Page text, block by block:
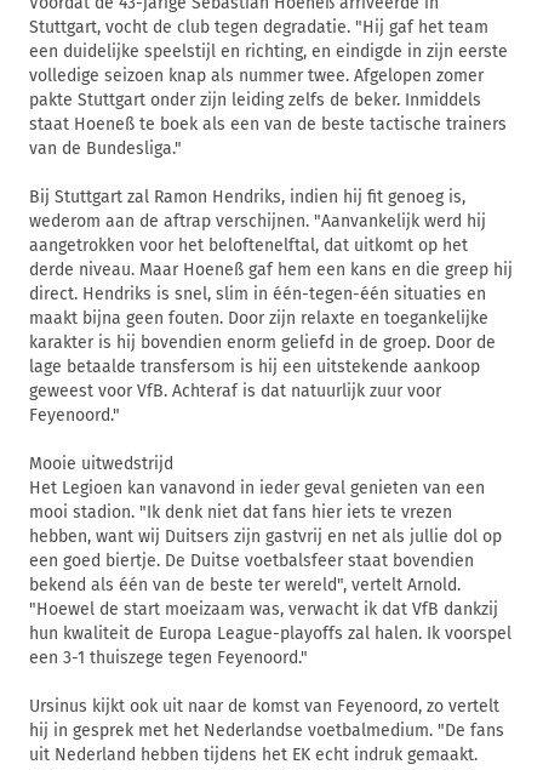
Stuttgart, vocht de club tegen degradatie. "Hij gaf het team
een duidelijke speelstijl en richting, en eindigde in zijn eerste
volledige seizoen knap als nummer twee. Afgelopen zomer
pakte Stuttgart onder zijn leiding zelfs de beker. Inmiddels
staat Hoeneß te boek als een van de beste tactische trainers
van de Bundesliga."
Bij Stuttgart zal Ramon Hendriks, indien hij fit genoeg is,
wederom aan de aftrap verschijnen. "Aanvankelijk werd hij
aangetrokken voor het beloftenelftal, dat uitkomt op het
derde niveau. Maar Hoeneß gaf hem een kans en die greep hij
direct. Hendriks is snel, slim in één-tegen-één situaties en
maakt bijna geen fouten. Door zijn relaxte en toegankelijke
karakter is hij bovendien enorm geliefd in de groep. Door de
lage betaalde transfersom is hij een uitstekende aankoop
geweest voor VfB. Achteraf is dat natuurlijk zuur voor
Feyenoord."
Mooie uitwedstrijd
Het Legioen kan vanavond in ieder geval genieten van een
mooi stadion. "Ik denk niet dat fans hier iets te vrezen
hebben, want wij Duitsers zijn gastvrij en net als jullie dol op
een goed biertje. De Duitse voetbalsfeer staat bovendien
bekend als één van de beste ter wereld", vertelt Arnold.
"Hoewel de start moeizaam was, verwacht ik dat VfB dankzij
hun kwaliteit de Europa League-playoffs zal halen. Ik voorspel
een 3-1 thuiszege tegen Feyenoord."
Ursinus kijkt ook uit naar de komst van Feyenoord, zo vertelt
hij in gesprek met het Nederlandse voetbalmedium. "De fans
uit Nederland hebben tijdens het EK echt indruk gemaakt.